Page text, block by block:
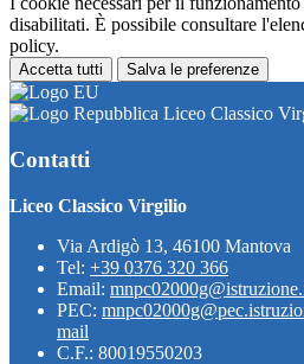
disabilitati. È possibile consultare
policy.
Accetta tutti Salva le preferenze
Liceo Classico
Contatti
Liceo Classico Virgilio
Via Ardigò 13, 46100 Mantova
Tel: +39 0376 320 366
Email:
PEC:
mail
C.F.: 80019550203